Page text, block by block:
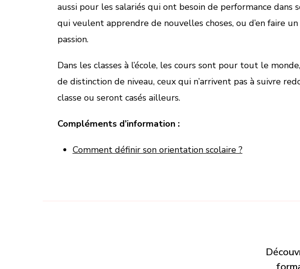
aussi pour les salariés qui ont besoin de performance dans
qui veulent apprendre de nouvelles choses, ou d’en faire un
passion.
Dans les classes à l’école, les cours sont pour tout le
de distinction de niveau, ceux qui n’arrivent pas à suivre
classe ou seront casés ailleurs.
Compléments d’information :
Comment définir son orientation scolaire ?